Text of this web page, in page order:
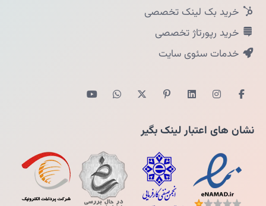
خرید بک لینک تخصصی
خرید رپورتاژ تخصصی
خدمات سئوی سایت
نشان های اعتبار لینک بگیر